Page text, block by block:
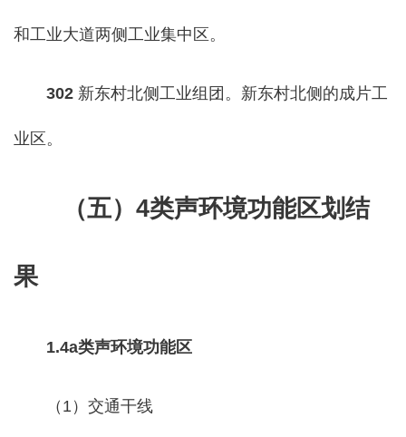
和工业大道两侧工业集中区。
302 新东村北侧工业组团。新东村北侧的成片工
业区。
（五） 4类声环境功能区划结
果
1.4a类声环境功能区
（1）交通干线